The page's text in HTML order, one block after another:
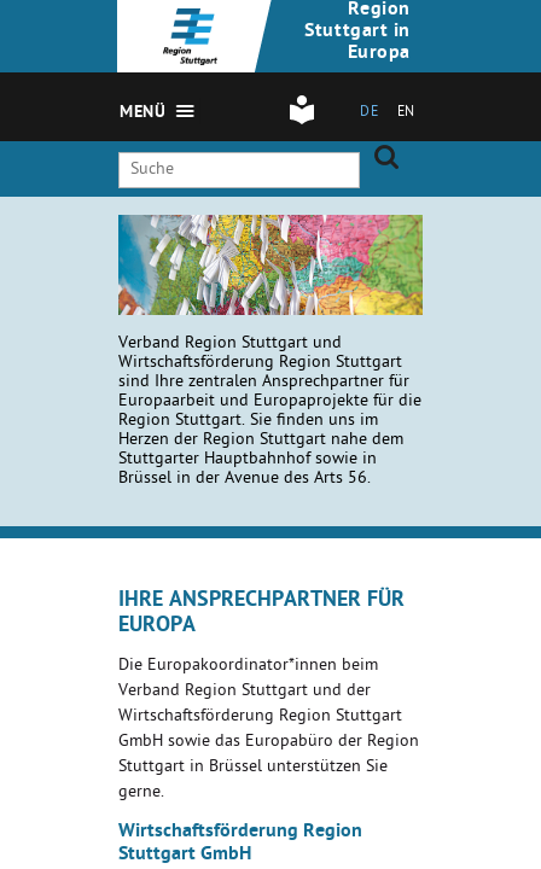
Region
Stuttgart in
Europa
DE EN
MENÜ
Verband Region Stuttgart und
Wirtschaftsförderung Region Stuttgart
sind Ihre zentralen Ansprechpartner für
Europaarbeit und Europaprojekte für die
Region Stuttgart. Sie finden uns im
Herzen der Region Stuttgart nahe dem
Stuttgarter Hauptbahnhof sowie in
Brüssel in der Avenue des Arts 56.
IHRE ANSPRECHPARTNER FÜR
EUROPA
Die Europakoordinator*innen beim
Verband Region Stuttgart und der
Wirtschaftsförderung Region Stuttgart
GmbH sowie das Europabüro der Region
Stuttgart in Brüssel unterstützen Sie
gerne.
Wirtschaftsförderung Region
Stuttgart GmbH